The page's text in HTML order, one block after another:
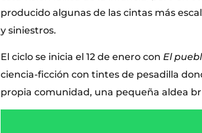
producido algunas de las cintas más
y siniestros.
El ciclo se inicia el 12 de enero con El
ciencia-ficción con tintes de pesadilla
propia comunidad, una pequeña aldea